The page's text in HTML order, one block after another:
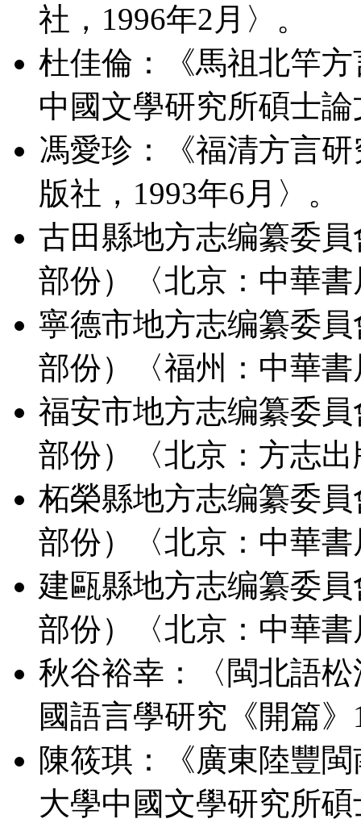
社，1996年2月〉。
杜佳倫：《馬祖北竿
中國文學研究所碩士
馮愛珍：《福清方言
版社，1993年6月〉。
古田縣地方志编纂委
部份）〈北京：中華
寧德市地方志编纂委
部份）〈福州：中華
福安市地方志编纂委
部份）〈北京：方志
柘榮縣地方志编纂委
部份）〈北京：中華
建甌縣地方志编纂委
部份）〈北京：中華
秋谷裕幸：〈閩北語
國語言學研究《開篇
陳筱琪：《廣東陸豐
大學中國文學研究所